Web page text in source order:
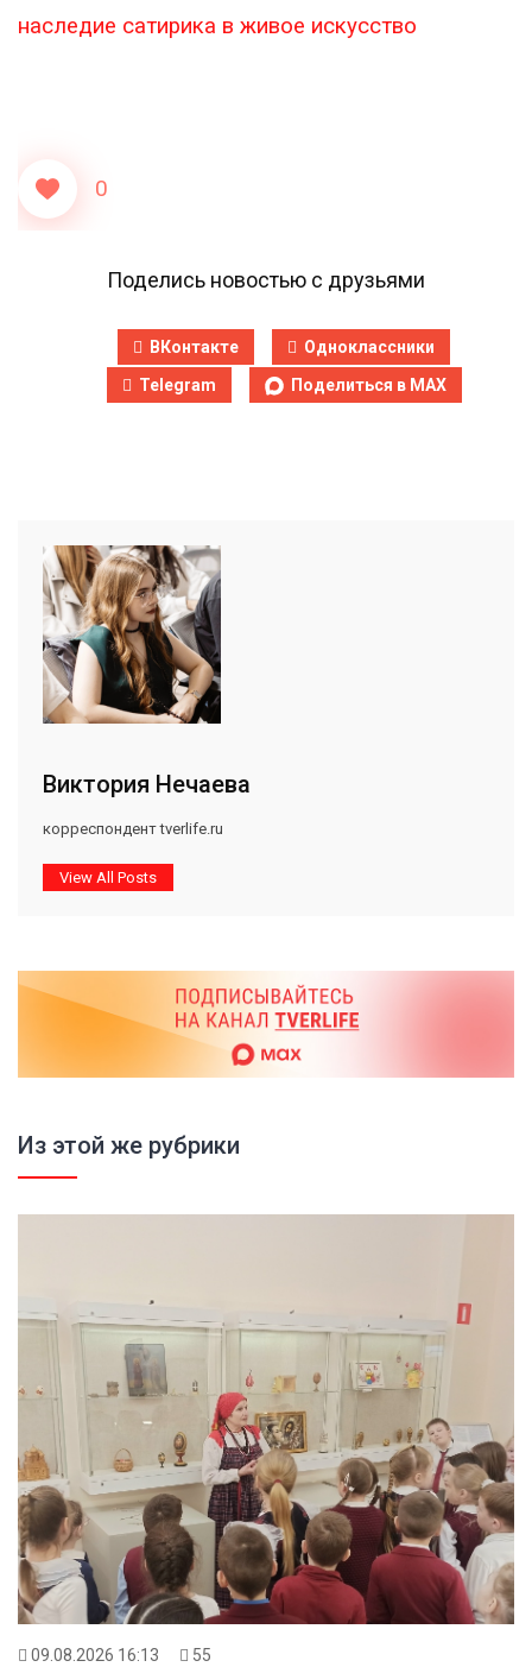
наследие сатирика в живое искусство
0
Поделись новостью с друзьями
ВКонтакте
Одноклассники
Telegram
Поделиться в MAX
Виктория Нечаева
корреспондент tverlife.ru
View All Posts
Из этой же рубрики
09.08.2026 16:13 55